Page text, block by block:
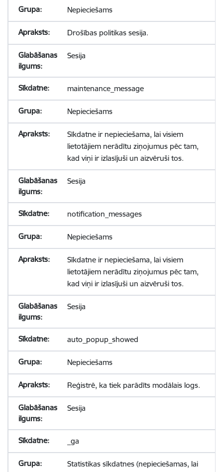
Nepieciešams
Drošības politikas sesija.
Sesija
maintenance_message
Nepieciešams
Sīkdatne ir nepieciešama, lai visiem
lietotājiem nerādītu ziņojumus pēc tam,
kad viņi ir izlasījuši un aizvēruši tos.
Sesija
notification_messages
Nepieciešams
Sīkdatne ir nepieciešama, lai visiem
lietotājiem nerādītu ziņojumus pēc tam,
kad viņi ir izlasījuši un aizvēruši tos.
Sesija
auto_popup_showed
Nepieciešams
Reģistrē, ka tiek parādīts modālais logs.
Sesija
_ga
Statistikas sīkdatnes (nepieciešamas, lai